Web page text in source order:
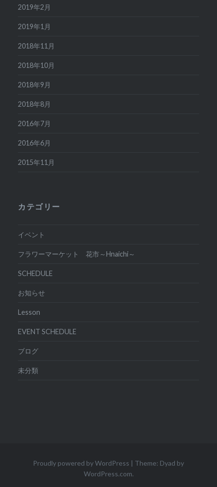
2019年2月
2019年1月
2018年11月
2018年10月
2018年9月
2018年8月
2016年7月
2016年6月
2015年11月
カテゴリー
イベント
フラワーマーケット 花市～Hnaichi～
SCHEDULE
お知らせ
Lesson
EVENT SCHEDULE
ブログ
未分類
Proudly powered by WordPress | Theme: Dyad by
WordPress.com.